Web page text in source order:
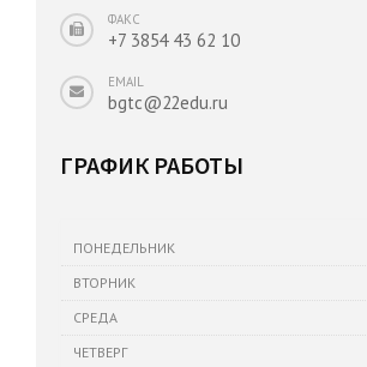
ФАКС
+7 3854 43 62 10
EMAIL
bgtc@22edu.ru
ГРАФИК РАБОТЫ
ПОНЕДЕЛЬНИК
ВТОРНИК
СРЕДА
ЧЕТВЕРГ